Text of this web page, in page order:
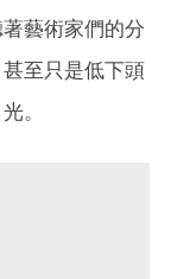
藝術家們的分
至只是低下頭
。